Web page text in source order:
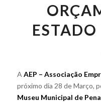
A AEP – Associação
próximo dia 28 de Março,
Museu Municipal de